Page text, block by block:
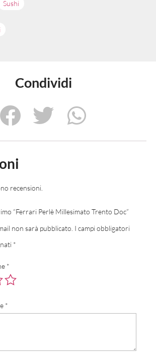
Sushi
Condividi
recensioni.
“Ferrari Perlè Millesimato Trento Doc”
non sarà pubblicato. I campi obbligatori
*
*
*